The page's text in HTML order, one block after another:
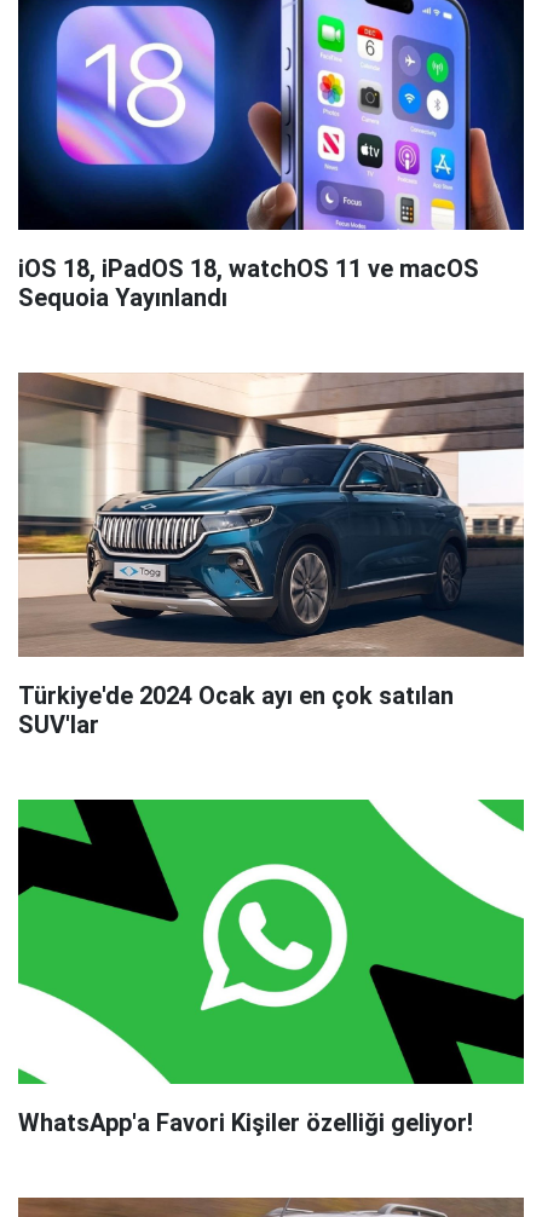
iOS 18, iPadOS 18, watchOS 11 ve macOS
Sequoia Yayınlandı
Türkiye'de 2024 Ocak ayı en çok satılan
SUV'lar
WhatsApp'a Favori Kişiler özelliği geliyor!